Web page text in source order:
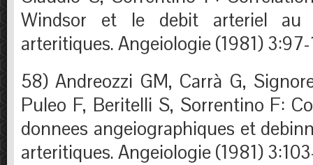
Windsor et le debit arteriel au
arteritiques. Angeiologie (1981) 3:97-
58) Andreozzi GM, Carrà G,
Puleo F, Beritelli S, Sorrentino F:
donnees angeiographiques et
arteritiques. Angeiologie (1981)